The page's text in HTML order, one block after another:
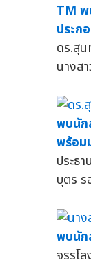
TM พ
ประก
ดร.สุน
นางส
พบนัก
พร้อม
ประธ
บุตร ร
พบนัก
จรรโ